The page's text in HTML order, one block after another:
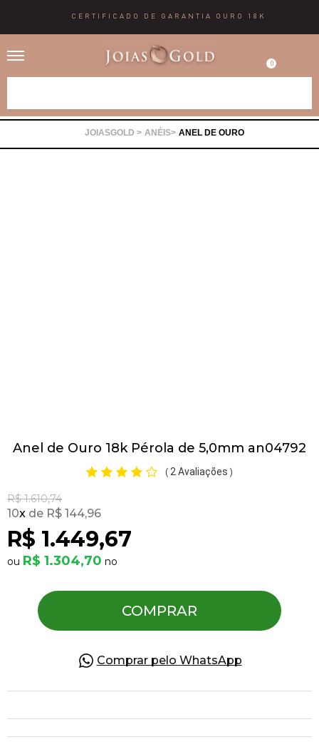
CERTIFICADO DE GARANTIA OURO 18K
0
ANÉIS ANEL DE OURO
Anel de Ouro 18k Pérola de 5,0mm an04792
( 2 Avaliações )
R$ 1.610,74
R$ 1.449,67
10x R$ 144,96
R$ 1.304,70
COMPRAR
Comprar pelo WhatsApp
Pedras Preciosas
OFERTAS